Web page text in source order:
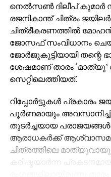
നെല്‍സണ്‍ ദിലീപ് കുമാര്‍
രജനികാന്ത് ചിത്രം ജയിലര്‍
ചിത്രീകരണത്തില്‍
ജോസഫ് സംവിധാനം
ജോര്‍ജുകുട്ടിയായി തന്റെ
ശേഷമാണ് താരം ‘മാത്യു’
സെറ്റിലെത്തിയത്.
റിപ്പോര്‍ട്ടുകള്‍ പ്രകാരം
പൂര്‍ണമായും
തുടര്‍ച്ചയായ
ആരാധകര്‍ക്ക്
ചിത്രത്തിലെ
കരിഷ്മയാര്‍ന്ന